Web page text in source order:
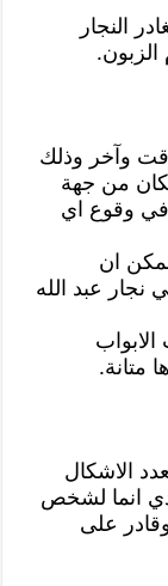
النجار
وآخر وذلك
من جهة
وقوع اي
ان
نجار عبد الله
متانة.
الاشكال
انما لشخص
على